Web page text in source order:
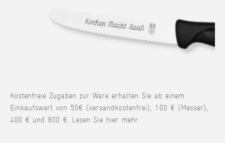
Kostenfreie Zugaben zur Ware erhalten Sie ab einem
Einkaufswert von 50€ (versandkostenfrei), 100 € (Messer),
400 € und 800 €. Lesen Sie hier mehr.